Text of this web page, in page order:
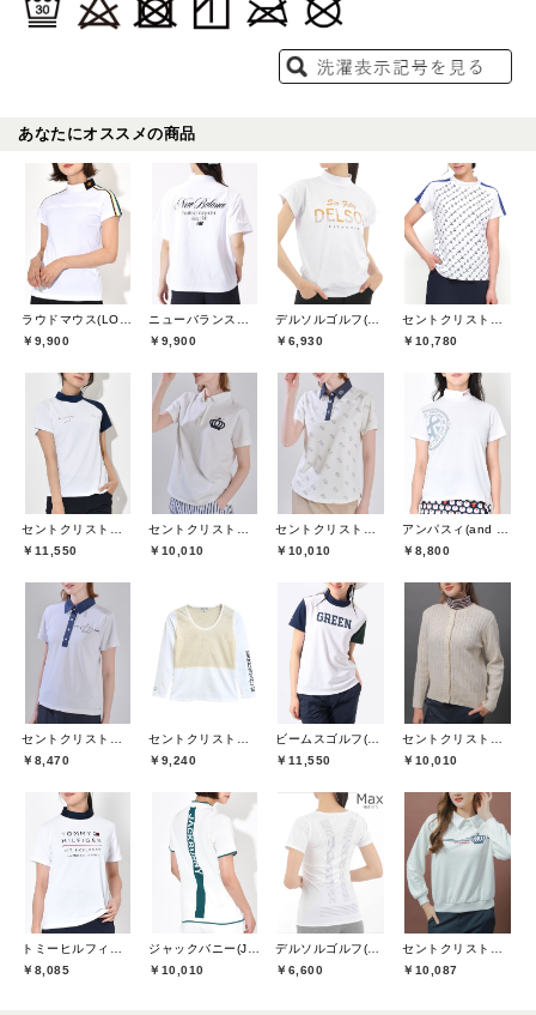
あなたにオススメの商品
ラウドマウス(LOUDMOUTH)
￥9,900
ニューバランスゴルフ(New Balance Golf)
￥9,900
デルソルゴルフ(DELSOL GOLF)
￥6,930
セントクリストファーゴルフ(St.ChristopherGolf)
￥10,780
セントクリストファーゴルフ(St.ChristopherGolf)
￥11,550
セントクリストファーゴルフ(St.ChristopherGolf)
￥10,010
セントクリストファーゴルフ(St.ChristopherGolf)
￥10,010
アンパスィ(and per se)
￥8,800
セントクリストファーゴルフ(St.ChristopherGolf)
￥8,470
セントクリストファーゴルフ(St.ChristopherGolf)
￥9,240
ビームスゴルフ(BEAMS GOLF)
￥11,550
セントクリストファーゴルフ(St.ChristopherGolf)
￥10,010
トミーヒルフィガーゴルフ(TOMMY HILFIGER GOLF)
￥8,085
ジャックバニー(Jack Bunny)
￥10,010
デルソルゴルフ(DELSOL GOLF)
￥6,600
セントクリストファーゴルフ(St.ChristopherGolf)
￥10,087